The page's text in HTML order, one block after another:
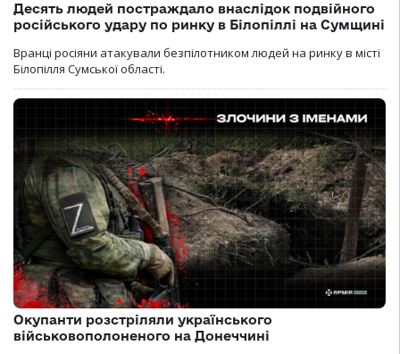
Десять людей постраждало внаслідок подвійного
російського удару по ринку в Білопіллі на Сумщині
Вранці росіяни атакували безпілотником людей на ринку в місті
Білопілля Сумської області.
Окупанти розстріляли українського
військовополоненого на Донеччині